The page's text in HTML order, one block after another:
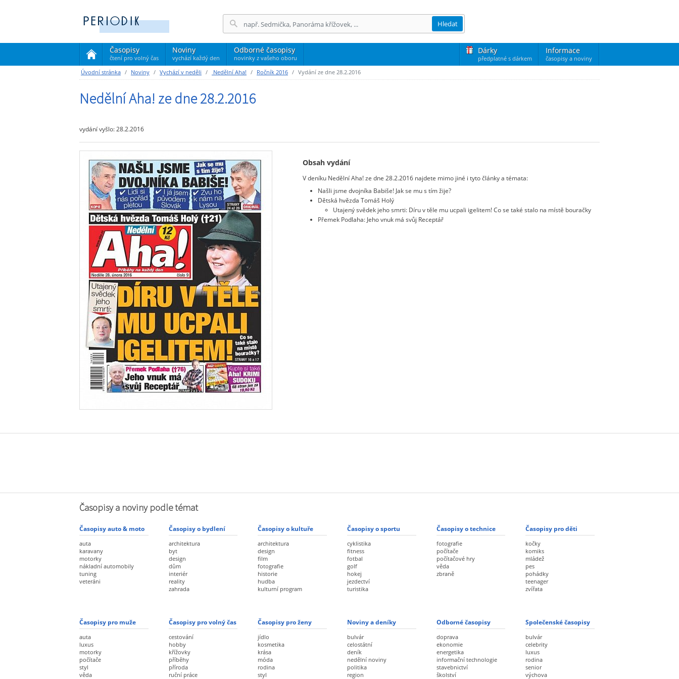
Časopisy
čtení pro volný čas
(current)
Noviny
vychází každý den
Odborné časopisy
novinky z vašeho oboru
Dárky
předplatné s dárkem
Informace
časopisy a noviny
Hledat
Úvodní stránka Noviny Vychází v neděli Nedělní Aha! Ročník 2016 Vydání ze dne 28.2.2016
Nedělní Aha! ze dne 28.2.2016
vydání vyšlo: 28.2.2016
Obsah vydání
V deníku Nedělní Aha! ze dne 28.2.2016 najdete mimo jiné i tyto články a témata:
Našli jsme dvojníka Babiše! Jak se mu s tím žije?
Dětská hvězda Tomáš Holý
Utajený svědek jeho smrti: Díru v těle mu ucpali igelitem! Co se také stalo na místě bouračky
Přemek Podlaha: Jeho vnuk má svůj Receptář
Časopisy a noviny podle témat
Časopisy auto & moto
auta
karavany
motorky
nákladní automobily
tuning
veteráni
Časopisy o bydlení
architektura
byt
design
dům
interiér
reality
zahrada
Časopisy o kultuře
architektura
design
film
fotografie
historie
hudba
kulturní program
Časopisy o sportu
cyklistika
fitness
fotbal
golf
hokej
jezdectví
turistika
Časopisy o technice
fotografie
počítače
počítačové hry
věda
zbraně
Časopisy pro děti
kočky
komiks
mládež
pes
pohádky
teenager
zvířata
Časopisy pro muže
auta
luxus
motorky
počítače
styl
věda
Časopisy pro volný čas
cestování
hobby
křížovky
příběhy
příroda
ruční práce
Časopisy pro ženy
jídlo
kosmetika
krása
móda
rodina
styl
Noviny a deníky
bulvár
celostátní
deník
nedělní noviny
politika
region
Odborné časopisy
doprava
ekonomie
energetika
informační technologie
stavebnictví
školství
Společenské časopisy
bulvár
celebrity
luxus
rodina
senior
výchova